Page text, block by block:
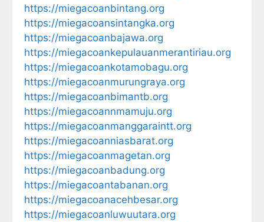
https://miegacoanbintang.org
https://miegacoansintangka.org
https://miegacoanbajawa.org
https://miegacoankepulauanmerantiriau.org
https://miegacoankotamobagu.org
https://miegacoanmurungraya.org
https://miegacoanbimantb.org
https://miegacoannmamuju.org
https://miegacoanmanggaraintt.org
https://miegacoanniasbarat.org
https://miegacoanmagetan.org
https://miegacoanbadung.org
https://miegacoantabanan.org
https://miegacoanacehbesar.org
https://miegacoanluwuutara.org